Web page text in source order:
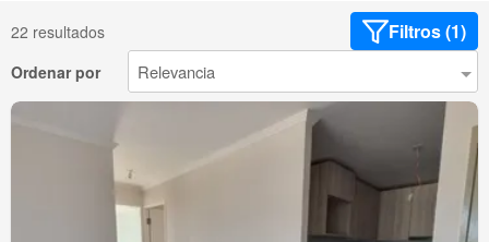
22 resultados Filtros (1)
Ordenar por